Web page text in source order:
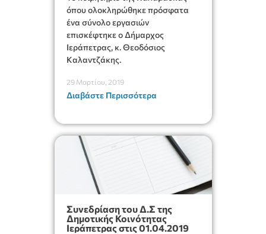
όπου ολοκληρώθηκε πρόσφατα
ένα σύνολο εργασιών
επισκέφτηκε ο Δήμαρχος
Ιεράπετρας, κ. Θεοδόσιος
Καλαντζάκης.
29 Μαρτίου, 2019
Διαβάστε Περισσότερα
Συνεδρίαση του Δ.Σ της
Δημοτικής Κοινότητας
Ιεράπετρας στις 01.04.2019